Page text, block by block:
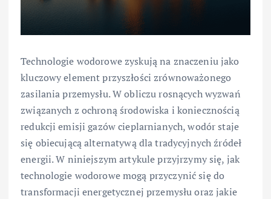
Technologie wodorowe zyskują na znaczeniu jako
kluczowy element przyszłości zrównoważonego
zasilania przemysłu. W obliczu rosnących wyzwań
związanych z ochroną środowiska i koniecznością
redukcji emisji gazów cieplarnianych, wodór staje
się obiecującą alternatywą dla tradycyjnych źródeł
energii. W niniejszym artykule przyjrzymy się, jak
technologie wodorowe mogą przyczynić się do
transformacji energetycznej przemysłu oraz jakie